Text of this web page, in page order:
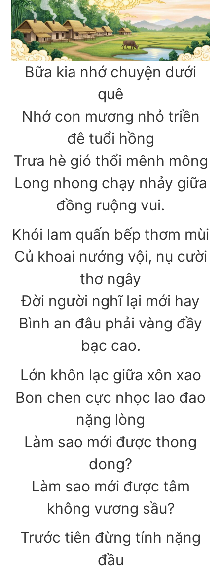
Bữa kia nhớ chuyện dưới
quê
Nhớ con mương nhỏ triền
đê tuổi hồng
Trưa hè gió thổi mênh mông
Long nhong chạy nhảy giữa
đồng ruộng vui.
Khói lam quấn bếp thơm mùi
Củ khoai nướng vội, nụ cười
thơ ngây
Đời người nghĩ lại mới hay
Bình an đâu phải vàng đầy
bạc cao.
Lớn khôn lạc giữa xôn xao
Bon chen cực nhọc lao đao
nặng lòng
Làm sao mới được thong
dong?
Làm sao mới được tâm
không vương sầu?
Trước tiên đừng tính nặng
đầu